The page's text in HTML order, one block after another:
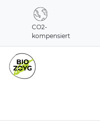
CO2-
kompensiert